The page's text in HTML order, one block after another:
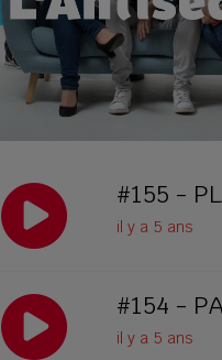
#155 -
il y a 5 ans
#154 -
il y a 5 ans